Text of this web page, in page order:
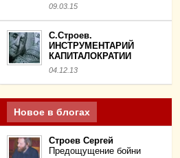
09.03.15
С.Строев.
ИНСТРУМЕНТАРИЙ
КАПИТАЛОКРАТИИ
04.12.13
Новое в блогах
Строев Сергей
Предощущение бойни